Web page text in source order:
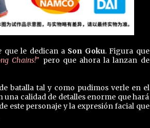
que le dedican a Son Goku. Figura que
Chains!" pero que ahora la lanzan de
batalla tal y como pudimos verle en el
calidad de detalles enorme que hará
este personaje y la expresión facial que